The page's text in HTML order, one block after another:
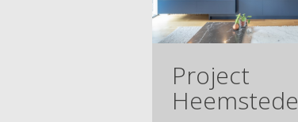
Project
Heemstede